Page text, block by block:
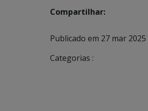
Compartilhar:
Publicado em 27 mar 2025
Categorias :